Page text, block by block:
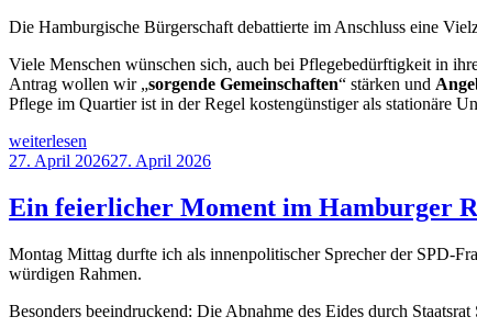
Die Hamburgische Bürgerschaft debattierte im Anschluss eine
Viele Menschen wünschen sich, auch bei Pflegebedürftigkeit in
Antrag wollen wir „sorgende Gemeinschaften“ stärken und
Pflege im Quartier ist in der Regel kostengünstiger als stationäre
„Bericht
aus
Bürgerschaftssitzung
(22.
2026)“
weiterlesen
Veröffentlicht
27. April 202627. April 2026
Ein feierlicher Moment im Hamburger
Montag Mittag durfte ich als innenpolitischer Sprecher der SPD-
würdigen Rahmen.
Besonders beeindruckend: Die Abnahme des Eides durch